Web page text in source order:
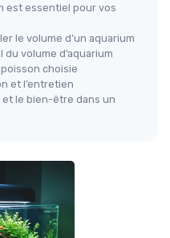
est essentiel pour vos
le volume d’un aquarium
volume d’aquarium
choisie
et l’entretien
et le bien-être dans un